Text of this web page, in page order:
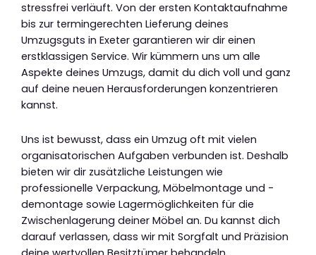
stressfrei verläuft. Von der ersten Kontaktaufnahme
bis zur termingerechten Lieferung deines
Umzugsguts in Exeter garantieren wir dir einen
erstklassigen Service. Wir kümmern uns um alle
Aspekte deines Umzugs, damit du dich voll und ganz
auf deine neuen Herausforderungen konzentrieren
kannst.
Uns ist bewusst, dass ein Umzug oft mit vielen
organisatorischen Aufgaben verbunden ist. Deshalb
bieten wir dir zusätzliche Leistungen wie
professionelle Verpackung, Möbelmontage und -
demontage sowie Lagermöglichkeiten für die
Zwischenlagerung deiner Möbel an. Du kannst dich
darauf verlassen, dass wir mit Sorgfalt und Präzision